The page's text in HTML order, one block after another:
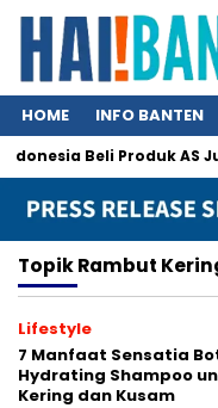
HOME INFO BANTEN
Beli Produk AS
TopikRambut
Lifestyle
7 Manfaat Sensatia
Hydrating Shampoo
Kering dan Kusam